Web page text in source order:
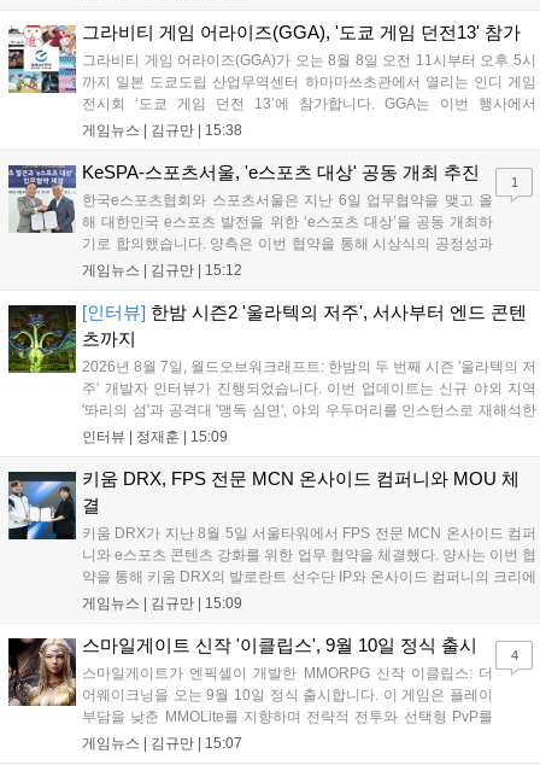
을 개선 중이며, 상세 정보는 스팀 페이지에서 확인 가능합니다....
그라비티 게임 어라이즈(GGA), '도쿄 게임 던전13' 참가
그라비티 게임 어라이즈(GGA)가 오는 8월 8일 오전 11시부터 오후 5시
까지 일본 도쿄도립 산업무역센터 하마마쓰초관에서 열리는 인디 게임
전시회 ‘도쿄 게임 던전 13’에 참가합니다. GGA는 이번 행사에서
‘JALECO ARCADE COLLECTION’ 시리즈의 미공개 작품 12종을 최초
입니다. 시연 참여 관람객에게는 선착순으로 특별 굿즈를 증정하며, 인
디 게임 생태계 활성화와 신규 타이틀 반응 확인을 목표로 합니다....
게임뉴스 | 김규만 15:38
KeSPA-스포츠서울, 'e스포츠 대상' 공동 개최 추진
한국e스포츠협회와 스포츠서울은 지난 6일 업무협약을 맺고 올
해 대한민국 e스포츠 발전을 위한 ‘e스포츠 대상’을 공동 개최하
기로 합의했습니다. 양측은 이번 협약을 통해 시상식의 공정성과
전문성을 강화하고 MZ세대를 겨냥한 미디어 영향력을 확대해 e
김영만 회장은 10년 만에 재추진되는 이번 시상식이 e스포츠의
성과와 가치를 널리 알리는 권위 있는 행사가 되도록 노력하겠다
고 밝혔습니다....
게임뉴스 | 김규만 15:12
1
[인터뷰] 한밤 시즌2 '울라텍의 저주', 서사부터 엔드 콘텐
츠까지
2026년 8월 7일, 월드오브워크래프트: 한밤의 두 번째 시즌 '울라텍의 저
주' 개발자 인터뷰가 진행되었습니다. 이번 업데이트는 신규 야외 지역
'똬리의 섬'과 공격대 '맹독 심연', 야외 우두머리를 인스턴스로 재해석한
'소굴'을 포함합니다. 개발진은 하우징 시스템 개선 및 신화+ 던전 로테이
를 표했습니다....
인터뷰 | 정재훈 15:09
키움 DRX, FPS 전문 MCN 온사이드 컴퍼니와 MOU 체
결
키움 DRX가 지난 8월 5일 서울타워에서 FPS 전문 MCN 온사이드 컴퍼
니와 e스포츠 콘텐츠 강화를 위한 업무 협약을 체결했다. 양사는 이번 협
약을 통해 키움 DRX의 발로란트 선수단 IP와 온사이드 컴퍼니의 크리에
이터 네트워크를 결합하여 정규 및 특별 콘텐츠를 공동 기획한다. 또한
오프라인 연계 프로그램을 순차적으로 선보이며 e스포츠 생태계 확장에
나설 계획이다....
게임뉴스 | 김규만 15:09
스마일게이트 신작 '이클립스', 9월 10일 정식 출시
스마일게이트가 엔픽셀이 개발한 MMORPG 신작 이클립스: 더
어웨이크닝을 오는 9월 10일 정식 출시합니다. 이 게임은 플레이
부담을 낮춘 MMOLite를 지향하며 전략적 전투와 선택형 PvP를
특징으로 합니다. 현재 공식 홈페이지와 앱 마켓에서 사전등록을
게임뉴스 | 김규만 15:07
4